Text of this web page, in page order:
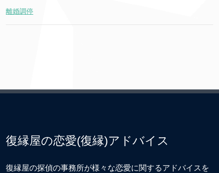
離婚調停
復縁屋の恋愛(復縁)アドバイス
復縁屋の探偵の事務所が様々な恋愛に関するアドバイスを